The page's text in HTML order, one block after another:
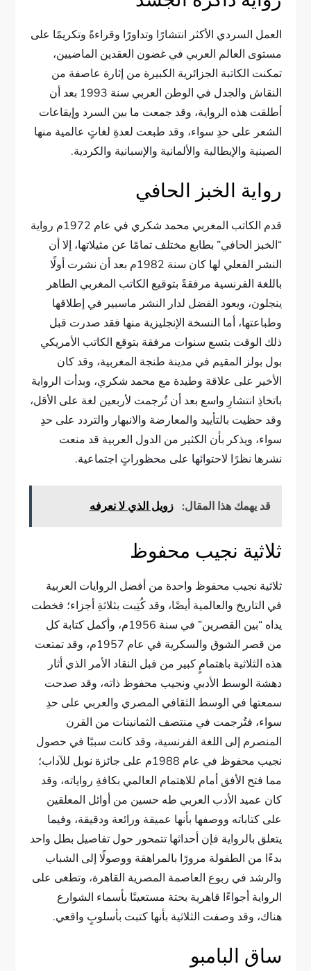
العمل السردي الأكثر انتشارًا وتداورًا وقراءةً وتكريمًا على
مستوى العالم العربي في غضون العقدين الماضيين،
تمكنت الكاتبة الجزائرية الكبيرة من إثارة عاصفة من
النقاش والجدل في الوطن العربي سنة 1993 بعد أن
أطلقت هذه الرواية، وقد جمعت ما بين السرد وإيقاعات
الشعر على حدِ سواء، وقد طبعت لعدةِ لغاتٍ عالمية منها
الصينية والإيطالية والألمانية والإسبانية والكردية.
رواية الخبز الحافي
قدم الكاتب المغربي محمد شكري في عام 1972م رواية
“الخبز الحافي” بطابع مختلف تمامًا عن مثيلاتها، إلا أن
النشر الفعلي لها كان سنة 1982م بعد أن نشرت أولًا
باللغة الفرنسية مرفقةً بتوقيع الكاتب المغربي الطاهر
ينجلون، ويعود الفضل لدار النشر ماسبير في إطلاقها
وطباعتها، أما النسخة الإنجليزية منها فقد صدرت قبل
ذلك الوقت بتسع سنوات مرفقة بتوقع الكاتب الأمريكي
بول بولز المقيم في مدينة طنجة المغربية، وقد كان
الأخير على علاقة وطيدة مع محمد شكري، وبدأت الرواية
باتخاذِ انتشارِ واسع بعد أن تُرجمت لأربعين لغة على الأقل،
وقد حظيت بالتأييد والمعارضة والانبهار والتردد على حدِ
سواء، ويذكر بأن الكثير من الدول العربية قد منعت
نشرها نظرًا لاحتوائها على محظوراتٍ اجتماعية.
قد يهمك هذا المقال: زويل الذي لا نعرفه
ثلاثية نجيب محفوظ
ثلاثية نجيب محفوظ واحدة من أفضل الروايات العربية
في التاريخ والعالمية أيضًا، وقد كُتِبت بثلاثةِ أجزاء؛ فخطت
يداه “بين القصرين” في سنة 1956م، وأكمل كتابة كل
من قصر الشوق والسكرية في عام 1957م، وقد تمتعت
هذه الثلاثية باهتمامٍ كبير من قبل النقاد الأمر الذي أثار
دهشة الوسط الأدبي ونجيب محفوظ ذاته، وقد صدحت
سمعتها في الوسط الثقافي المصري والعربي على حدِ
سواء، فتُرجمت في منتصف الثمانينات من القرن
المنصرم إلى اللغة الفرنسية، وقد كانت سببًا في حصول
نجيب محفوظ في عام 1988م على جائزة نوبل للآداب؛
مما فتح الأفق أمام للاهتمام العالمي بكافةِ رواياته، وقد
كان عميد الأدب العربي طه حسين من أوائل المعلقين
على كتاباته ووصفها بأنها عميقة ورائعة ودقيقة، وفيما
يتعلق بالرواية فإن أحداثها تتمحور حول تفاصيل بطل واحد
بدءًا من الطفولة مرورًا بالمراهقة ووصولًا إلى الشباب
والرشد في ربوع العاصمة المصرية القاهرة، وتطغى على
الرواية أجواءًا قاهرية بحتة مستعينًا بأسماء الشوارع
هناك، وقد وصفت الثلاثية بأنها كتبت بأسلوبٍ واقعي.
ساق البامبو